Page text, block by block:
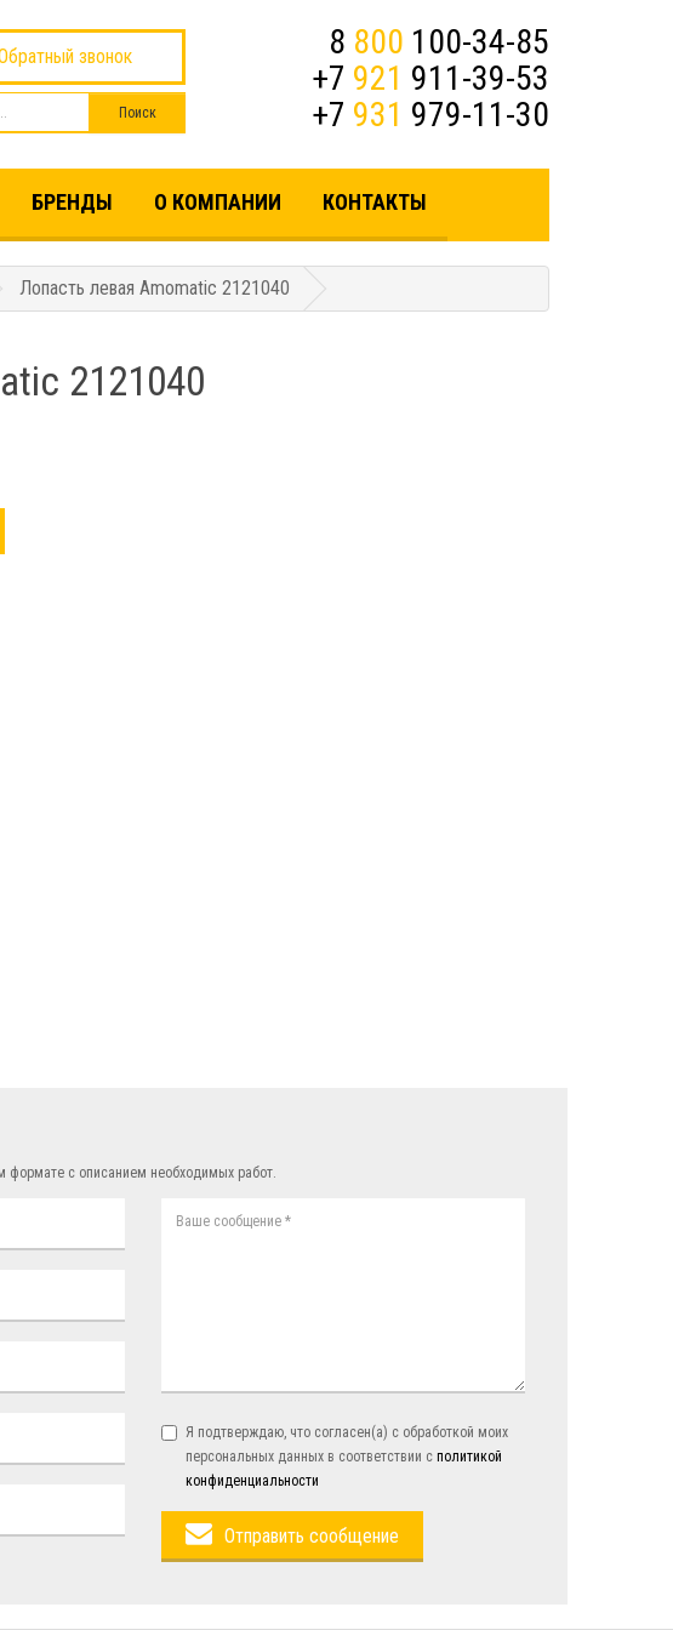
звонок 8 800 100-34-85
+7 921 911-39-53
+7 931 979-11-30
БРЕНДЫ О КОМПАНИИ КОНТАКТЫ
Лопасть левая Amomatic 2121040
2121040
формате с описанием необходимых работ.
Я подтверждаю, что согласен(а) с обработкой моих
персональных данных в соответствии сполитикой
конфиденциальности
Отправить сообщение